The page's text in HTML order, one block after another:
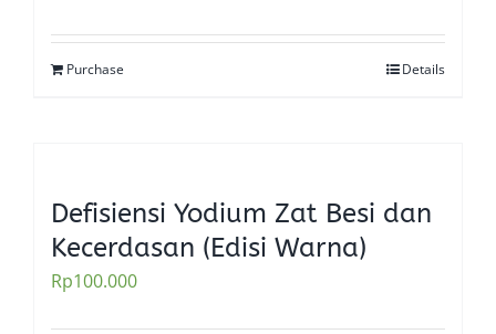
Purchase Details
Defisiensi Yodium Zat Besi dan
Kecerdasan (Edisi Warna)
Rp100.000